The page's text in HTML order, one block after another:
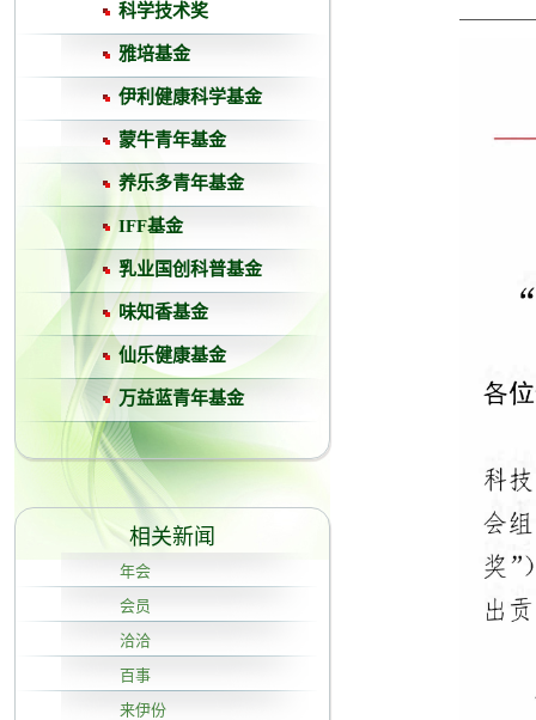
科学技术奖
雅培基金
伊利健康科学基金
蒙牛青年基金
养乐多青年基金
IFF基金
乳业国创科普基金
味知香基金
仙乐健康基金
万益蓝青年基金
相关新闻
年会
会员
洽洽
百事
来伊份